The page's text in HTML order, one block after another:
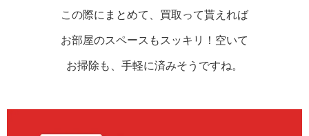
この際にまとめて、買取って貰えれば
お部屋のスペースもスッキリ！空いて
お掃除も、手軽に済みそうですね。